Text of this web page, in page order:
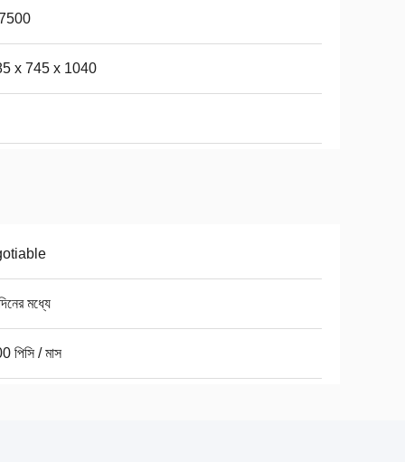
x 745 x 1040
মধ্যে
পিসি / মাস